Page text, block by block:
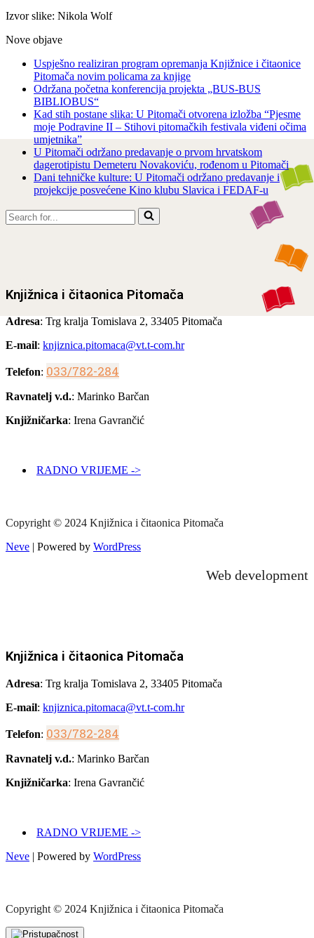
Izvor slike: Nikola Wolf
Nove objave
Uspješno realiziran program opremanja Knjižnice i čitaonice
Pitomača novim policama za knjige
Održana početna konferencija projekta „BUS-BUS
BIBLIOBUS“
Kad stih postane slika: U Pitomači otvorena izložba “Pjesme
moje Podravine II – Stihovi pitomačkih festivala viđeni očima
umjetnika”
U Pitomači održano predavanje o prvom hrvatskom
dagerotipistu Demeteru Novakoviću, rođenom u Pitomači
Dani tehničke kulture: U Pitomači održano predavanje i
projekcije posvećene Kino klubu Slavica i FEDAF-u
Search
for...
Knjižnica i čitaonica Pitomača
Adresa: Trg kralja Tomislava 2, 33405 Pitomača
E-mail: knjiznica.pitomaca@vt.t-com.hr
Telefon: 033/782-284
Ravnatelj v.d.: Marinko Barčan
Knjižničarka: Irena Gavrančić
RADNO VRIJEME ->
Copyright © 2024 Knjižnica i čitaonica Pitomača
Neve | Powered by WordPress
Web development
Knjižnica i čitaonica Pitomača
Adresa: Trg kralja Tomislava 2, 33405 Pitomača
E-mail: knjiznica.pitomaca@vt.t-com.hr
Telefon: 033/782-284
Ravnatelj v.d.: Marinko Barčan
Knjižničarka: Irena Gavrančić
RADNO VRIJEME ->
Neve | Powered by WordPress
Copyright © 2024 Knjižnica i čitaonica Pitomača